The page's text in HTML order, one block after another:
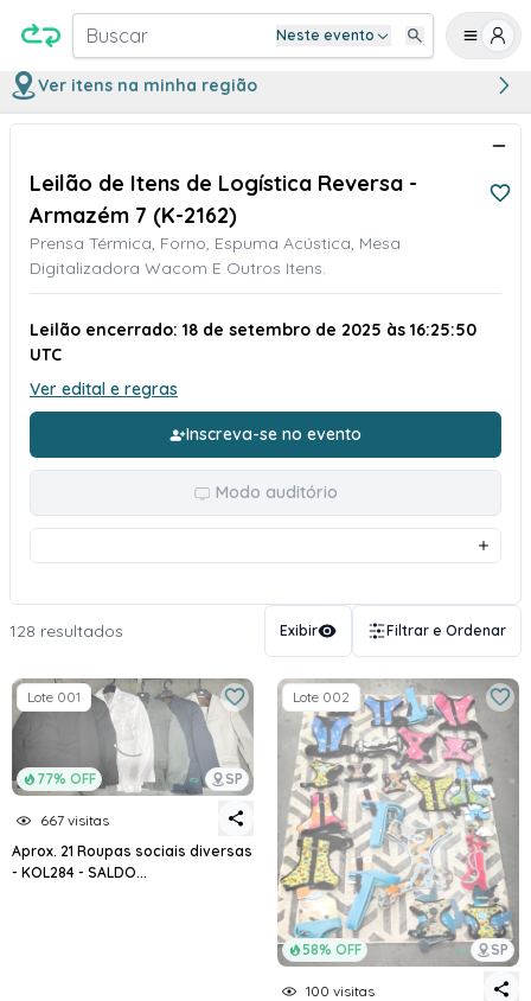
Buscar Neste evento
Ver itens na minha região
Leilão de Itens de Logística Reversa -
Armazém 7 (K-2162)
Prensa Térmica, Forno, Espuma Acústica, Mesa
Digitalizadora Wacom E Outros Itens.
Leilão encerrado: 18 de setembro de 2025 às 16:25:50
UTC
Ver edital e regras
Inscreva-se no evento
Modo auditório
128 resultados Exibir Filtrar e Ordenar
77% OFF SP
Lote 001
667 visitas
Aprox. 21 Roupas sociais diversas
- KOL284 - SALDO...
58% OFF SP
Lote 002
100 visitas